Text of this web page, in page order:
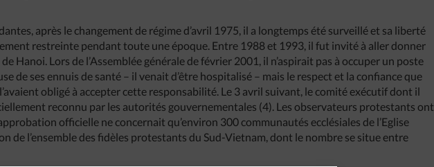
après le changement de régime d’avril 1975, il a longtemps été surveillé et sa liberté
restreinte pendant toute une époque. Entre 1988 et 1993, il fut invité à aller donner
Hanoi. Lors de l’Assemblée générale de février 2001, il n’aspirait pas à occuper un poste
de ses ennuis de santé – il venait d’être hospitalisé – mais le respect et la confiance que
obligé à accepter cette responsabilité. Le 3 avril suivant, le comité exécutif dont il
reconnu par les autorités gouvernementales (4). Les observateurs protestants ont
officielle ne concernait qu’environ 300 communautés ecclésiales de l’Eglise
de l’ensemble des fidèles protestants du Sud-Vietnam, dont le nombre se situe entre